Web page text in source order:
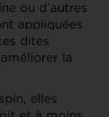
ou d’autres
appliquées
dites
la
elles